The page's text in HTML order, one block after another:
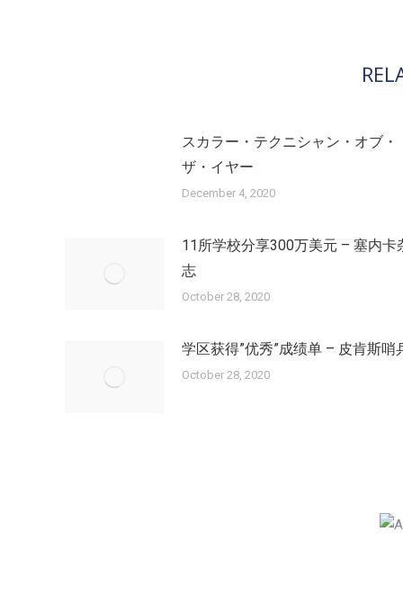
スカラー・テクニシャン・オブ・
ザ・イヤー
December 4, 2020
11所学校分享300万美元 – 塞内卡
志
October 28, 2020
学区获得”优秀”成绩单 – 皮肯斯哨
October 28, 2020